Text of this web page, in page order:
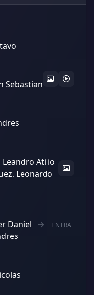
Sebastian
Leandro Atilio
Leonardo
Daniel ENTRA